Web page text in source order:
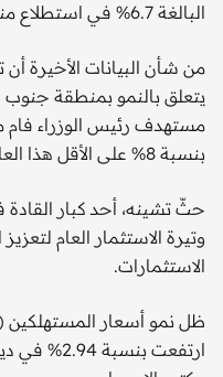
البالغة 6.7% في استطلاع منفصل أجرته "بلومبرغ".
من شأن البيانات الأخيرة
يتعلق بالنمو بمنطقة
مستهدف رئيس الوزراء فام
بنسبة 8% على الأقل هذا العام.
حثّ تشينه، أحد كبار
وتيرة الاستثمار العام
الاستثمارات.
ظل نمو أسعار
ارتفعت